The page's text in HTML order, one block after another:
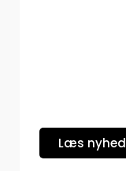
Læs nyhed